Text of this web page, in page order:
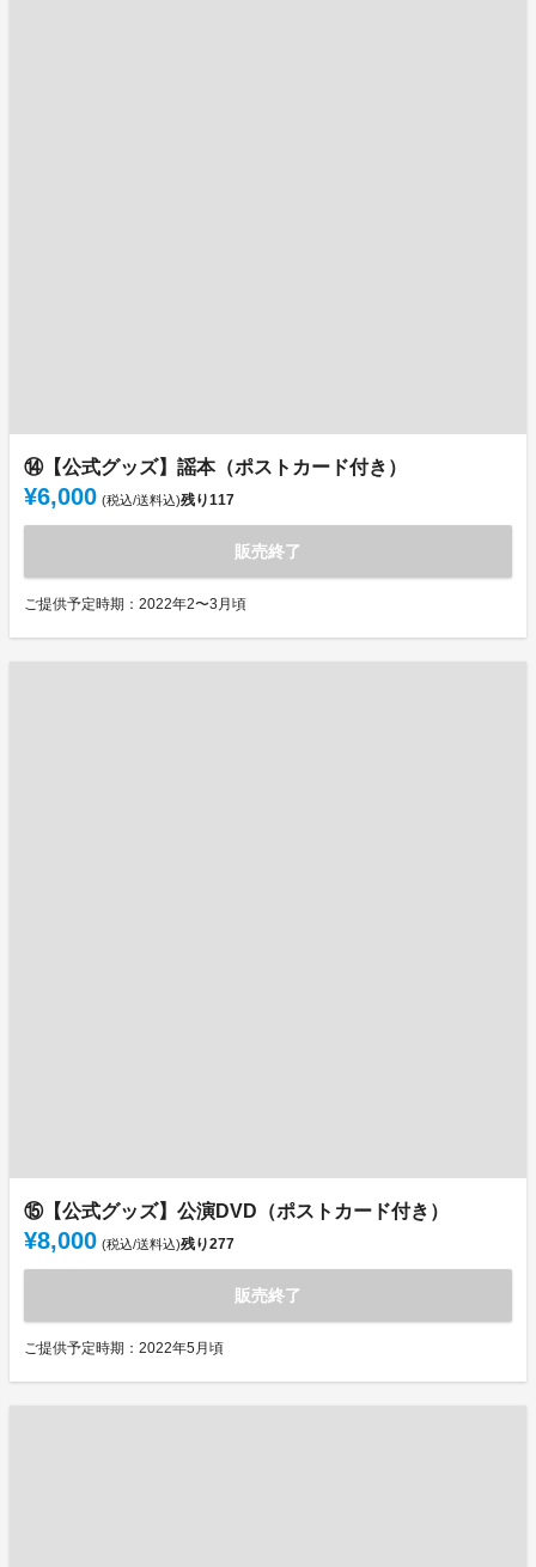
⑭【公式グッズ】謡本（ポストカード付き）
¥6,000 (税込/送料込)残り117
販売終了
ご提供予定時期：2022年2〜3月頃
⑮【公式グッズ】公演DVD（ポストカード付き）
¥8,000 (税込/送料込)残り277
販売終了
ご提供予定時期：2022年5月頃